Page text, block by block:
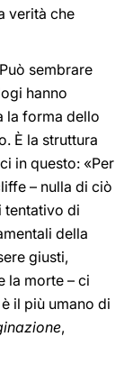
verità che
sembrare
hanno
la forma dello
È la struttura
in questo: «Per
– nulla di ciò
tentativo di
della
giusti,
la morte – ci
il più umano di
,